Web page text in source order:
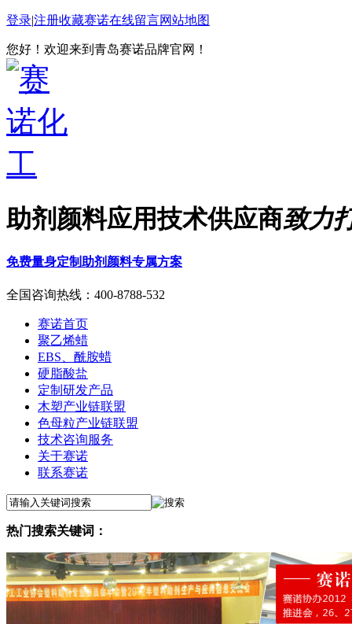
登录|注册收藏赛诺在线留言网站地图
您好！欢迎来到青岛赛诺品牌官网！
助剂颜料应用技术供应商致力
免费量身定制助剂颜料专属方案
全国咨询热线： 400-8788-532
赛诺首页
聚乙烯蜡
EBS、酰胺蜡
硬脂酸盐
定制研发产品
木塑产业链联盟
色母粒产业链联盟
技术咨询服务
关于赛诺
联系赛诺
热门搜索关键词：